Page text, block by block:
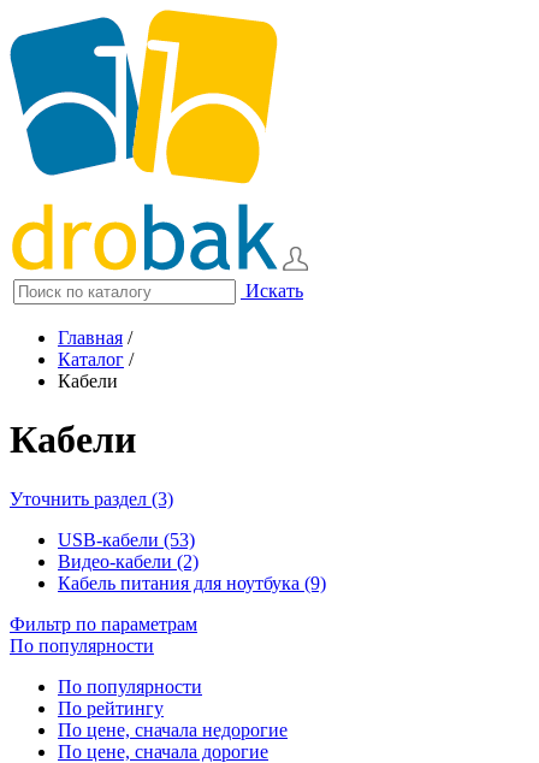
Искать
Главная /
Каталог /
Кабели
Кабели
Уточнить раздел (3)
USB-кабели (53)
Видео-кабели (2)
Кабель питания для ноутбука (9)
Фильтр по параметрам
По популярности
По популярности
По рейтингу
По цене, сначала недорогие
По цене, сначала дорогие